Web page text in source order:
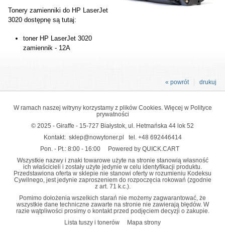
Tonery zamienniki do HP LaserJet
3020 dostępnę są tutaj:
toner HP LaserJet 3020
zamiennik - 12A
drukuj
« powrót
W ramach naszej witryny korzystamy z plików Cookies. Więcej w Polityce
prywatności
© 2025 - Giraffe - 15-727 Białystok, ul. Hetmańska 44 lok 52
Kontakt: sklep@nowytoner.pl tel. +48 692446414
Pon. - Pt.: 8:00 - 16:00
Powered by QUICK.CART
Wszystkie nazwy i znaki towarowe użyte na stronie stanowią własność
ich właścicieli i zostały użyte jedynie w celu identyfikacji produktu.
Przedstawiona oferta w sklepie nie stanowi oferty w rozumieniu Kodeksu
Cywilnego, jest jedynie zaproszeniem do rozpoczęcia rokowań (zgodnie
z art. 71 k.c.).
Pomimo dołożenia wszelkich starań nie możemy zagwarantować, że
wszystkie dane techniczne zawarte na stronie nie zawierają błędów. W
razie wątpliwości prosimy o kontakt przed podjęciem decyzji o zakupie.
Lista tuszy i tonerów
Mapa strony